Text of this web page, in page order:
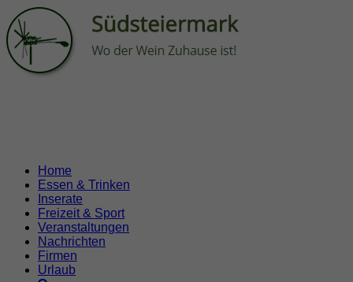
Home
Essen & Trinken
Inserate
Freizeit & Sport
Veranstaltungen
Nachrichten
Firmen
Urlaub